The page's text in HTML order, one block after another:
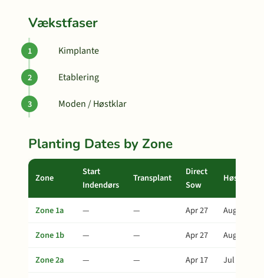
Vækstfaser
Kimplante
Etablering
Moden / Høstklar
Planting Dates by Zone
Zone
Start
Indendørs
Transplant
Direct
Sow
Høst
Zone 1a — — Apr 27
Aug 5
Zone 1b
— — Apr 27
Aug 5
Zone 2a
— — Apr 17
Jul 26